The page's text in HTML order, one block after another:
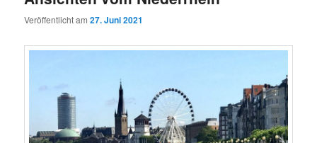
Veröffentlicht am27. Juni 2021